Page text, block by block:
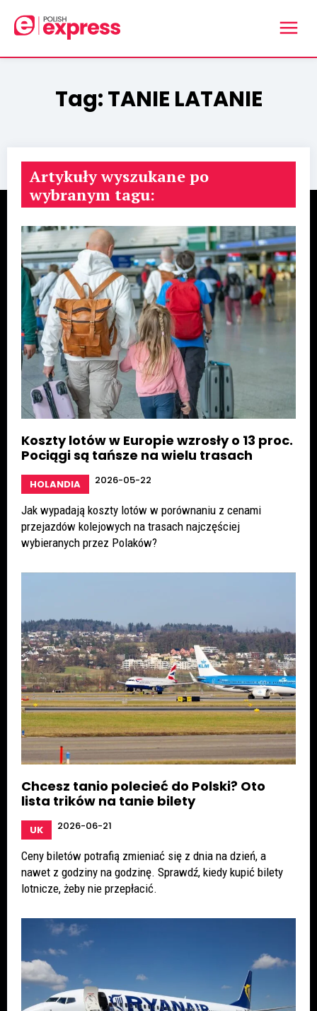
Tag:TANIE LATANIE
Artykuły wyszukane po
wybranym tagu:
Koszty lotów w Europie wzrosły o 13 proc.
Pociągi są tańsze na wielu trasach
HOLANDIA 2026-05-22
Jak wypadają koszty lotów w porównaniu z cenami
przejazdów kolejowych na trasach najczęściej
wybieranych przez Polaków?
Chcesz tanio polecieć do Polski? Oto
lista trików na tanie bilety
UK 2026-06-21
Ceny biletów potrafią zmieniać się z dnia na dzień, a
nawet z godziny na godzinę. Sprawdź, kiedy kupić bilety
lotnicze, żeby nie przepłacić.